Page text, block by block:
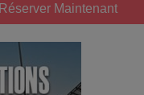
Maintenant